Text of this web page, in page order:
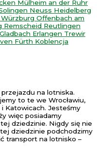
na lotniska.
to te we Wrocławiu,
i Katowicach. Jesteśmy
więc posiadamy
dziedzinie. Nigdy się nie
dziedzinie podchodzimy
transport na lotnisko –